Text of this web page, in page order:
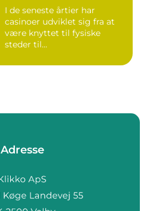
I de seneste årtier har
casinoer udviklet sig fra at
være knyttet til fysiske
steder til...
Adresse